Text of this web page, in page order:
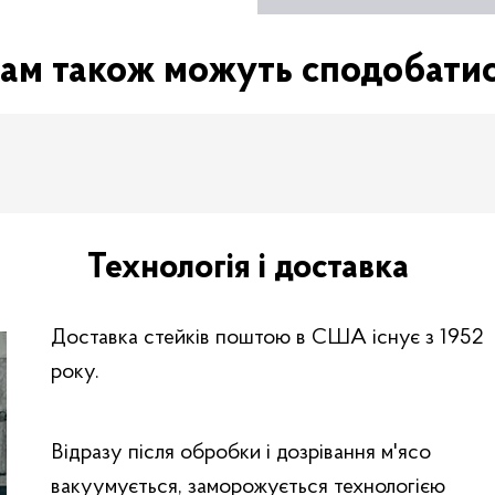
також можуть
Доставка стейків поштою в США існує з 1952
року.
Технологія і доставка
Відразу після обробки і дозрівання м'ясо
вакуумується, заморожується технологією